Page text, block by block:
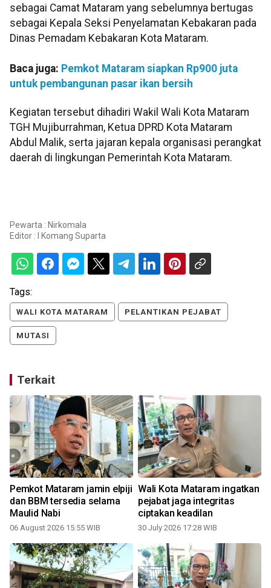
sebagai Camat Mataram yang sebelumnya bertugas
sebagai Kepala Seksi Penyelamatan Kebakaran pada
Dinas Pemadam Kebakaran Kota Mataram.
Baca juga: Pemkot Mataram siapkan Rp900 juta
untuk pembangunan pasar ikan bersih
Kegiatan tersebut dihadiri Wakil Wali Kota Mataram
TGH Mujiburrahman, Ketua DPRD Kota Mataram
Abdul Malik, serta jajaran kepala organisasi perangkat
daerah di lingkungan Pemerintah Kota Mataram.
Pewarta : Nirkomala
Editor :
I Komang Suparta
Tags:
WALI KOTA MATARAM PELANTIKAN PEJABAT
MUTASI
Terkait
Pemkot Mataram jamin elpiji
dan BBM tersedia selama
Maulid Nabi
06 August 2026 15:55 WIB
Wali Kota Mataram ingatkan
pejabat jaga integritas
ciptakan keadilan
30 July 2026 17:28 WIB